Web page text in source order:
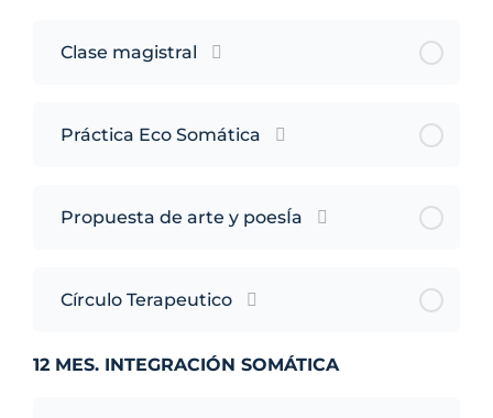
Clase magistral
Práctica Eco Somática
Propuesta de arte y poesÍa
Círculo Terapeutico
12 MES. INTEGRACIÓN SOMÁTICA